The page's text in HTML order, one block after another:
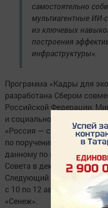
самостоятельно
мультиагентные ИИ-
из ключевых
построения
инфраструктуры».
Программа «Кадры для
разработана Сбером
Российской Федерации,
и социальной защиты
«Россия — страна
по поручению Президента
данному по итогам
Совета в декабре 2025
Следующий очный модуль
с 10 по 12 августа 2026
«Сенеж».